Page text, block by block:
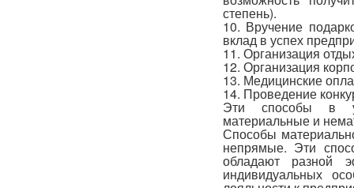
степень).
10. Вручение
вклад в успех
11. Организация
12. Организация
13. Медицинские
14. Проведение
Эти способы в
материальные и
Способы
непрямые. Эти
обладают разной
индивидуальных